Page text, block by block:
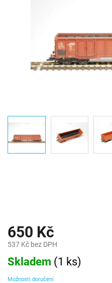
650 Kč
537 Kč bez DPH
Měrná
cena:
Skladem (1 ks)
Možnosti doručení